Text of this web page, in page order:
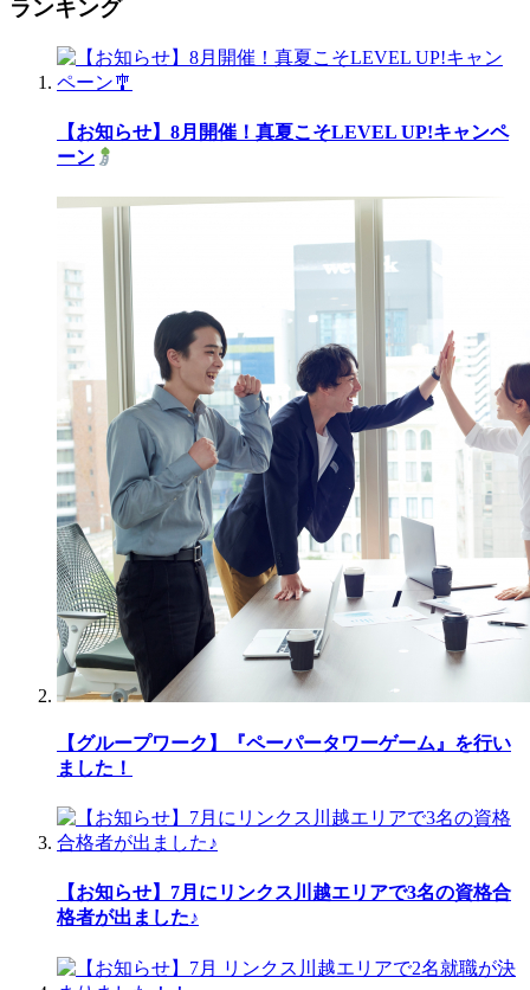
ランキング
【お知らせ】8月開催！真夏こそLEVEL UP!キャンペ
ーン
【グループワーク】『ペーパータワーゲーム』を行い
ました！
【お知らせ】7月にリンクス川越エリアで3名の資格合
格者が出ました♪